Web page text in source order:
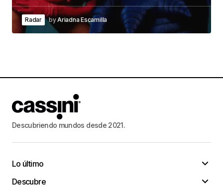
Radar byAriadna Escamilla
Descubriendo mundos desde 2021.
Lo último
Descubre